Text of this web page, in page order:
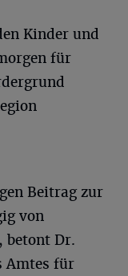
Kinder und
für
Beitrag zur
von
betont Dr.
Amtes für